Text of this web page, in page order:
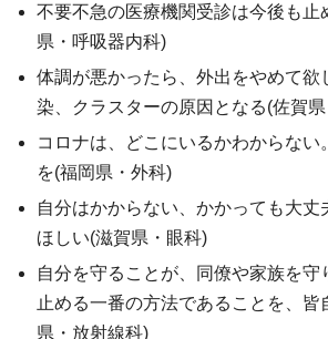
不要不急の医療機関受診は今後も止
県・呼吸器内科)
体調が悪かったら、外出をやめて欲
染、クラスターの原因となる(佐賀
コロナは、どこにいるかわからない
を(福岡県・外科)
自分はかからない、かかっても大丈
ほしい(滋賀県・眼科)
自分を守ることが、同僚や家族を守
止める一番の方法であることを、皆
県・放射線科)